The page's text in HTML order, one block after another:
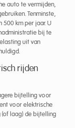
auto te vermijden,
Tenminste,
km per jaar. U
bij te
uit van
rijden
bijtelling voor
voor elektrische
(of laag) de bijtelling